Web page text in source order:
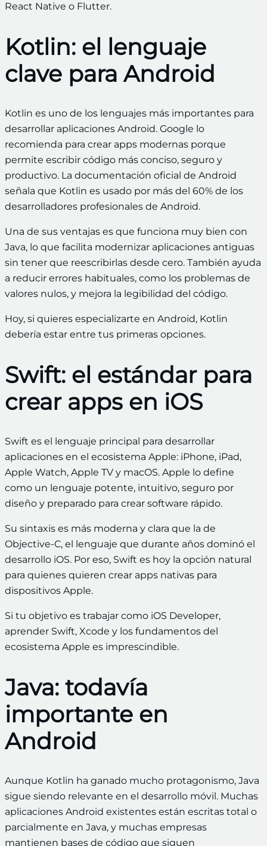
React Native o Flutter.
Kotlin: el lenguaje
clave para Android
Kotlin es uno de los lenguajes más importantes para
desarrollar aplicaciones Android. Google lo
recomienda para crear apps modernas porque
permite escribir código más conciso, seguro y
productivo. La documentación oficial de Android
señala que Kotlin es usado por más del 60% de los
desarrolladores profesionales de Android.
Una de sus ventajas es que funciona muy bien con
Java, lo que facilita modernizar aplicaciones antiguas
sin tener que reescribirlas desde cero. También ayuda
a reducir errores habituales, como los problemas de
valores nulos, y mejora la legibilidad del código.
Hoy, si quieres especializarte en Android, Kotlin
debería estar entre tus primeras opciones.
Swift: el estándar para
crear apps en iOS
Swift es el lenguaje principal para desarrollar
aplicaciones en el ecosistema Apple: iPhone, iPad,
Apple Watch, Apple TV y macOS. Apple lo define
como un lenguaje potente, intuitivo, seguro por
diseño y preparado para crear software rápido.
Su sintaxis es más moderna y clara que la de
Objective-C, el lenguaje que durante años dominó el
desarrollo iOS. Por eso, Swift es hoy la opción natural
para quienes quieren crear apps nativas para
dispositivos Apple.
Si tu objetivo es trabajar como iOS Developer,
aprender Swift, Xcode y los fundamentos del
ecosistema Apple es imprescindible.
Java: todavía
importante en
Android
Aunque Kotlin ha ganado mucho protagonismo, Java
sigue siendo relevante en el desarrollo móvil. Muchas
aplicaciones Android existentes están escritas total o
parcialmente en Java, y muchas empresas
mantienen bases de código que siguen